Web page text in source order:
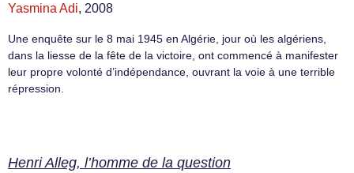
Yasmina Adi, 2008
Une enquête sur le 8 mai 1945 en Algérie, jour où les algériens,
dans la liesse de la fête de la victoire, ont commencé à manifester
leur propre volonté d’indépendance, ouvrant la voie à une terrible
répression.
Henri Alleg, l’homme de la question